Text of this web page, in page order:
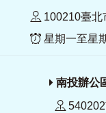
100210臺北
星期一至星
南投辦公